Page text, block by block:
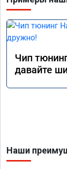
Чип
давайте
Наши